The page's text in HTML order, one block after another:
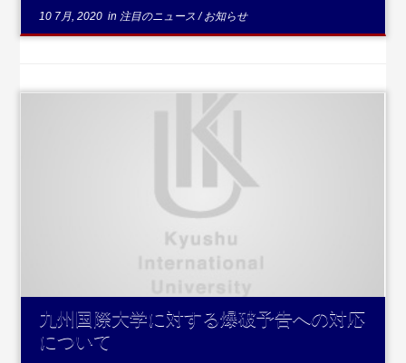
10 7月, 2020 in 注目のニュース/お知らせ
九州国際大学に対する爆破予告への対応
について